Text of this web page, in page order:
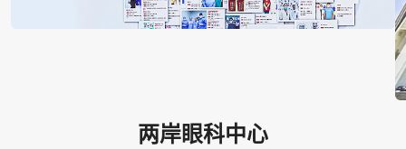
两岸眼科中心